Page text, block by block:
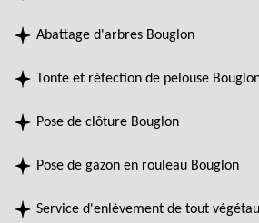
Abattage d'arbres Bouglon
Tonte et réfection de pelouse
Pose de clôture Bouglon
Pose de gazon en rouleau Bouglon
Service d'enlèvement de tout